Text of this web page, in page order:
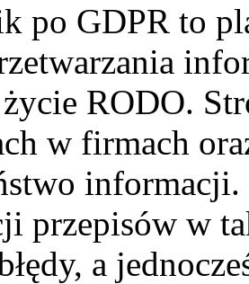
po GDPR to
RODO.
w firmach
przepisów w
a